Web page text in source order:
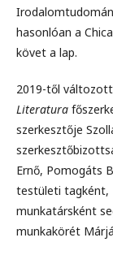
hasonlóan a
követ a lap.
2019-től
Literatura
szerkesztője
Ernő, Pomogáts
testületi tagként,
munkatársként
munkakörét